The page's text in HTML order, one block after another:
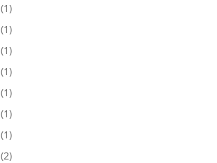
(1)
(1)
(1)
(1)
(1)
(1)
(1)
(2)